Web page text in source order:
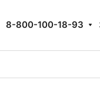
8-800-100-18-93